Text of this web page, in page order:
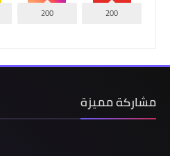
200
200
مشاركة مميزة